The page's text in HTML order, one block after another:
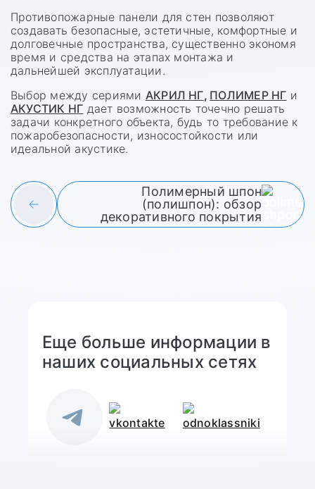
Противопожарные панели для стен позволяют
создавать безопасные, эстетичные, комфортные и
долговечные пространства, существенно экономя
время и средства на этапах монтажа и
дальнейшей эксплуатации.
Выбор между сериями АКРИЛ НГ, ПОЛИМЕР НГ и
АКУСТИК НГ дает возможность точечно решать
задачи конкретного объекта, будь то требование к
пожаробезопасности, износостойкости или
идеальной акустике.
Полимерный шпон
(полишпон): обзор
декоративного покрытия
Еще больше информации в
наших социальных сетях